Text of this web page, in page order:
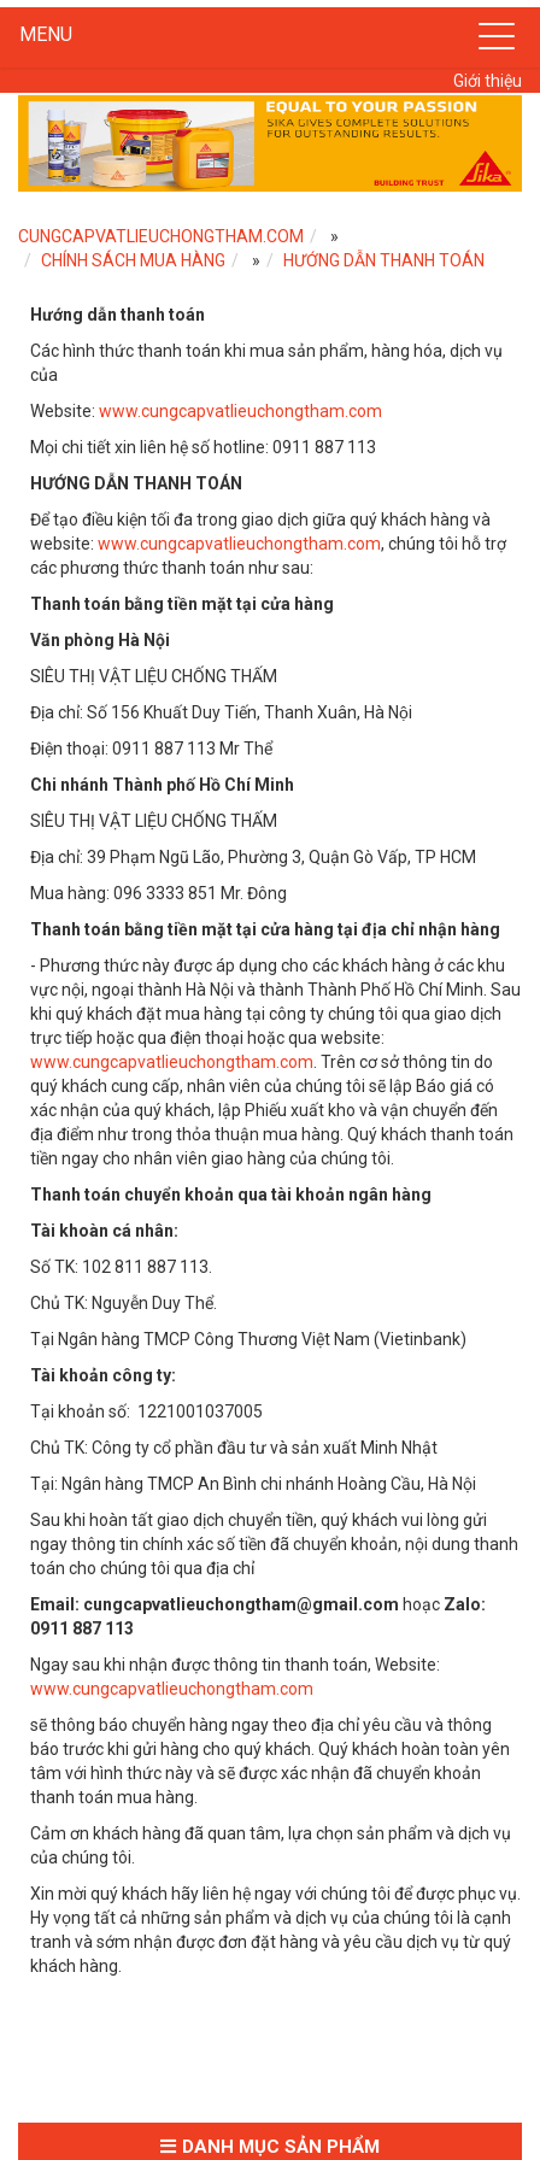
MENU
Giới thiệu
CUNGCAPVATLIEUCHONGTHAM.COM
»
CHÍNH SÁCH MUA HÀNG
» HƯỚNG DẪN THANH TOÁN
Hướng dẫn thanh toán
Các hình thức thanh toán khi mua sản phẩm, hàng hóa, dịch vụ
của
Website: www.cungcapvatlieuchongtham.com
Mọi chi tiết xin liên hệ số hotline: 0911 887 113
HƯỚNG DẪN THANH TOÁN
Để tạo điều kiện tối đa trong giao dịch giữa quý khách hàng và
website: www.cungcapvatlieuchongtham.com, chúng tôi hỗ trợ
các phương thức thanh toán như sau:
Thanh toán bằng tiền mặt tại cửa hàng
Văn phòng Hà Nội
SIÊU THỊ VẬT LIỆU CHỐNG THẤM
Địa chỉ: Số 156 Khuất Duy Tiến, Thanh Xuân, Hà Nội
Điện thoại: 0911 887 113 Mr Thể
Chi nhánh Thành phố Hồ Chí Minh
SIÊU THỊ VẬT LIỆU CHỐNG THẤM
Địa chỉ: 39 Phạm Ngũ Lão, Phường 3, Quận Gò Vấp, TP HCM
Mua hàng: 096 3333 851 Mr. Đông
Thanh toán bằng tiền mặt tại cửa hàng tại địa chỉ nhận hàng
- Phương thức này được áp dụng cho các khách hàng ở các khu
vực nội, ngoại thành Hà Nội và thành Thành Phố Hồ Chí Minh. Sau
khi quý khách đặt mua hàng tại công ty chúng tôi qua giao dịch
trực tiếp hoặc qua điện thoại hoặc qua website:
www.cungcapvatlieuchongtham.com . Trên cơ sở thông tin do
quý khách cung cấp, nhân viên của chúng tôi sẽ lập Báo giá có
xác nhận của quý khách, lập Phiếu xuất kho và vận chuyển đến
địa điểm như trong thỏa thuận mua hàng. Quý khách thanh toán
tiền ngay cho nhân viên giao hàng của chúng tôi.
Thanh toán chuyển khoản qua tài khoản ngân hàng
Tài khoàn cá nhân:
Số TK: 102 811 887 113.
Chủ TK: Nguyễn Duy Thể.
Tại Ngân hàng TMCP Công Thương Việt Nam (Vietinbank)
Tài khoản công ty:
Tại khoản số: 1221001037005
Chủ TK: Công ty cổ phần đầu tư và sản xuất Minh Nhật
Tại: Ngân hàng TMCP An Bình chi nhánh Hoàng Cầu, Hà Nội
Sau khi hoàn tất giao dịch chuyển tiền, quý khách vui lòng gửi
ngay thông tin chính xác số tiền đã chuyển khoản, nội dung thanh
toán cho chúng tôi qua địa chỉ
Email: cungcapvatlieuchongtham@gmail.com hoạc Zalo:
0911 887 113
Ngay sau khi nhận được thông tin thanh toán, Website:
www.cungcapvatlieuchongtham.com
sẽ thông báo chuyển hàng ngay theo địa chỉ yêu cầu và thông
báo trước khi gửi hàng cho quý khách. Quý khách hoàn toàn yên
tâm với hình thức này và sẽ được xác nhận đã chuyển khoản
thanh toán mua hàng.
Cảm ơn khách hàng đã quan tâm, lựa chọn sản phẩm và dịch vụ
của chúng tôi.
Xin mời quý khách hãy liên hệ ngay với chúng tôi để được phục vụ.
Hy vọng tất cả những sản phẩm và dịch vụ của chúng tôi là cạnh
tranh và sớm nhận được đơn đặt hàng và yêu cầu dịch vụ từ quý
khách hàng.
DANH MỤC SẢN PHẨM